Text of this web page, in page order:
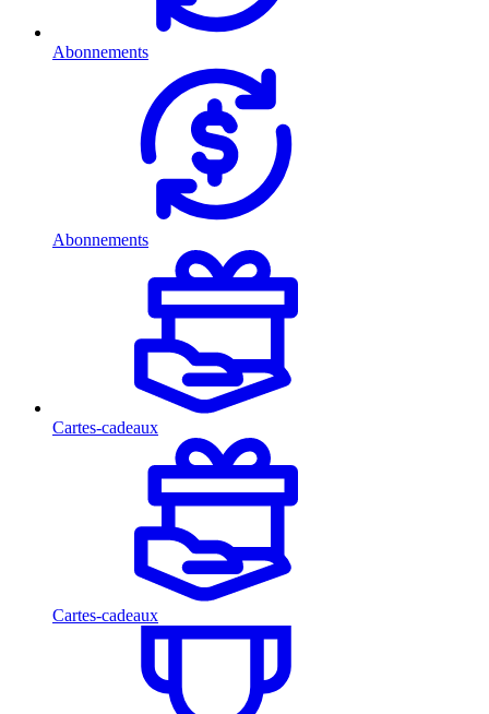
Abonnements
Abonnements
Cartes-cadeaux
Cartes-cadeaux